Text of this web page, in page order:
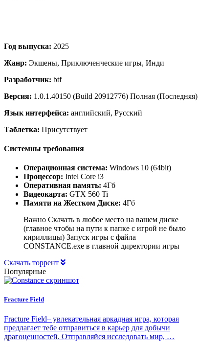
Год выпуска: 2025
Жанр: Экшены, Приключенческие игры, Инди
Разработчик: btf
Версия: 1.0.1.40150 (Build 20912776) Полная (Последняя)
Язык интерфейса: английский, Русский
Таблетка: Присутствует
Системны требования
Операционная система: Windows 10 (64bit)
Процессор: Intel Core i3
Оперативная память: 4Гб
Видеокарта: GTX 560 Ti
Памяти на Жестком Диске: 4Гб
Важно Скачать в любое место на вашем диске
(главное чтобы на пути к папке с игрой не было
кириллицы) Запуск игры с файла
CONSTANCE.exe в главной директории игры
Скачать торрент
Популярные
Fracture Field
Fracture Field– увлекательная аркадная игра, которая
предлагает тебе отправиться в карьер для добычи
драгоценностей. Отправляйся исследовать мир, …